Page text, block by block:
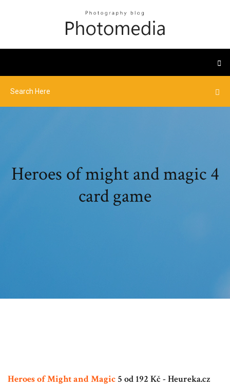
Heroes of might and magic 4
card game
HeroesofMightandMagic 5 od 192 Kč - Heureka.cz